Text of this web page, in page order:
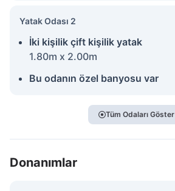
Yatak Odası 2
İki kişilik çift kişilik yatak
1.80m x 2.00m
Bu odanın özel banyosu var
Tüm Odaları Göster
Donanımlar